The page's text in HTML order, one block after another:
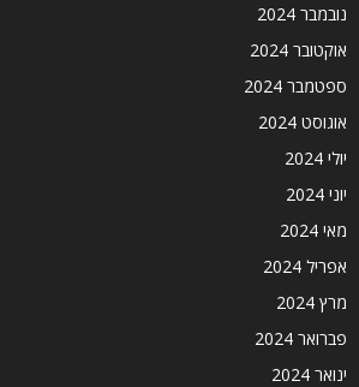
נובמבר 2024
אוקטובר 2024
ספטמבר 2024
אוגוסט 2024
יולי 2024
יוני 2024
מאי 2024
אפריל 2024
מרץ 2024
פברואר 2024
ינואר 2024